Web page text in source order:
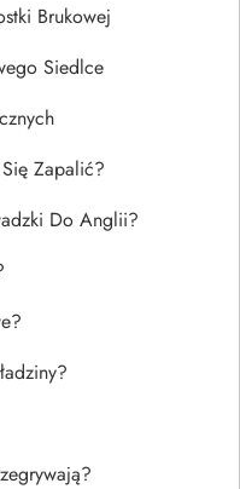
Brukowej
Siedlce
Zapalić?
Do Anglii?